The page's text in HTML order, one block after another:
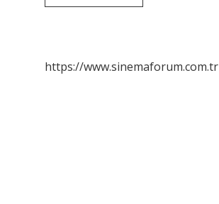
Insan
https://www.sinemaforum.com.tr